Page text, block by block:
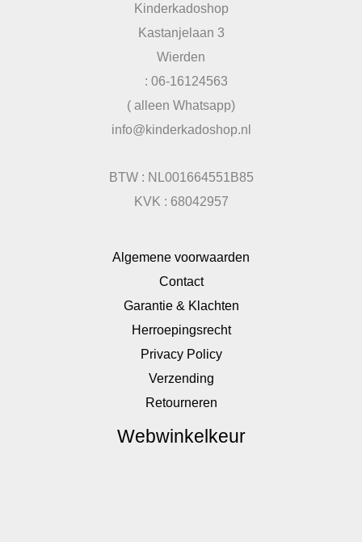
Kinderkadoshop
Kastanjelaan 3
Wierden
: 06-16124563
( alleen Whatsapp)
info@kinderkadoshop.nl
BTW : NL001664551B85
KVK : 68042957
Algemene voorwaarden
Contact
Garantie & Klachten
Herroepingsrecht
Privacy Policy
Verzending
Retourneren
Webwinkelkeur